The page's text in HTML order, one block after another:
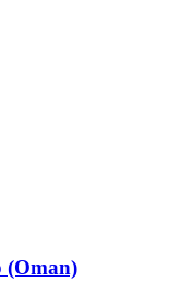
(Oman)